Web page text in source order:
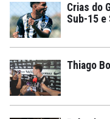
Crias do
Sub-15 e
Thiago